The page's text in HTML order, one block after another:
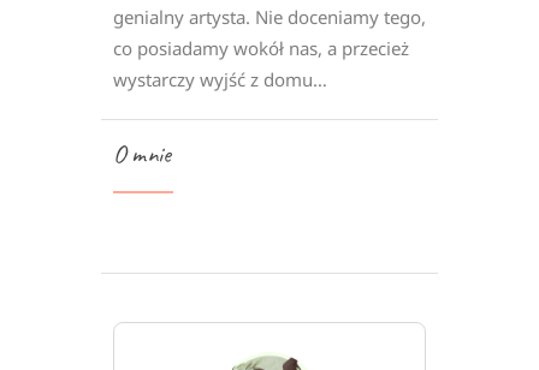
genialny artysta. Nie doceniamy tego,
co posiadamy wokół nas, a przecież
wystarczy wyjść z domu…
O mnie